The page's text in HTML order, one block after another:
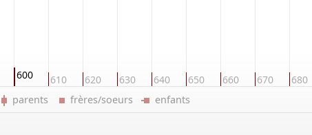
600 610 620 630 640 650 660 670 680
parents frères/soeurs enfants